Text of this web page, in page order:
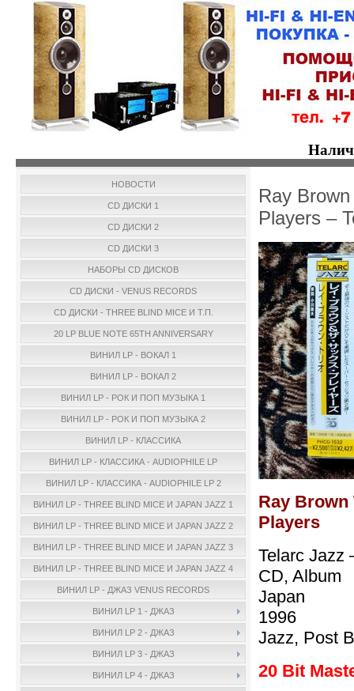
НОВОСТИ
CD ДИСКИ 1
CD ДИСКИ 2
CD ДИСКИ 3
НАБОРЫ CD ДИСКОВ
CD ДИСКИ - VENUS RECORDS
CD ДИСКИ - THREE BLIND MICE И Т.П.
20 LP BLUE NOTE 65TH ANNIVERSARY
ВИНИЛ LP - ВОКАЛ 1
ВИНИЛ LP - ВОКАЛ 2
ВИНИЛ LP - РОК И ПОП МУЗЫКА 1
ВИНИЛ LP - РОК И ПОП МУЗЫКА 2
ВИНИЛ LP - КЛАССИКА
ВИНИЛ LP - КЛАССИКА - AUDIOPHILE LP
ВИНИЛ LP - КЛАССИКА - AUDIOPHILE LP 2
ВИНИЛ LP - THREE BLIND MICE И JAPAN JAZZ 1
ВИНИЛ LP - THREE BLIND MICE И JAPAN JAZZ 2
ВИНИЛ LP - THREE BLIND MICE И JAPAN JAZZ 3
ВИНИЛ LP - THREE BLIND MICE И JAPAN JAZZ 4
ВИНИЛ LP - ДЖАЗ VENUS RECORDS
ВИНИЛ LP 1 - ДЖАЗ
ВИНИЛ LP 2 - ДЖАЗ
ВИНИЛ LP 3 - ДЖАЗ
ВИНИЛ LP 4 - ДЖАЗ
Ray
Players –
Ray Brown
Players
Telarc Jazz
CD, Album
Japan
1996
Jazz, Post
20 Bit